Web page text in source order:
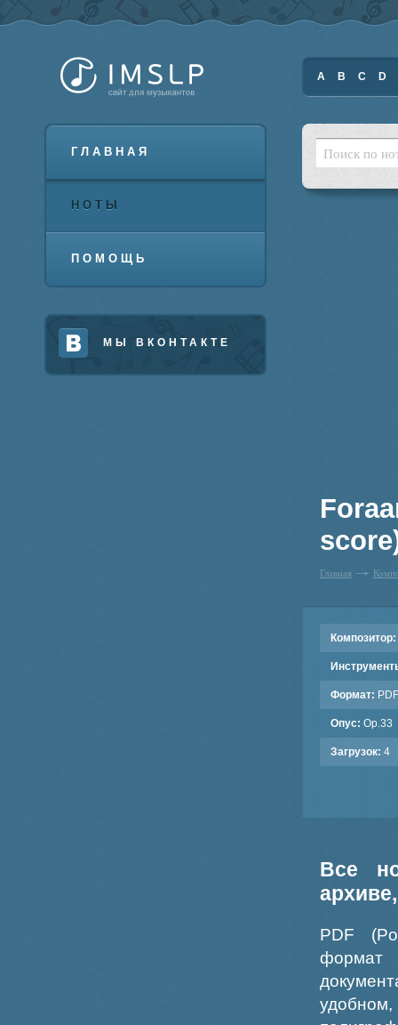
ГЛАВНАЯ
НОТЫ
ПОМОЩЬ
МЫ ВКОНТАКТЕ
A B C D
Главная
Композитор:
Формат: PDF
Опус: Op.33
Загрузок: 4
Все
PDF
формат